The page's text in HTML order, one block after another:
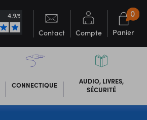
Contact Compte Panier
0
CONNECTIQUE
AUDIO, LIVRES,
SÉCURITÉ